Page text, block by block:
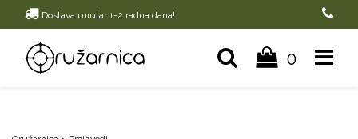
Dostava unutar 1-2 radna dana!
0